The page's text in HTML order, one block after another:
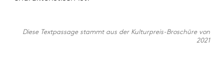
Diese Textpassage stammt aus der Kulturpreis-Broschüre von
2021